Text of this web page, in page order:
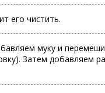
его чистить.
муку и
Затем добавляем